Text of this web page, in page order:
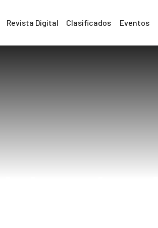
Revista Digital Clasificados Eventos